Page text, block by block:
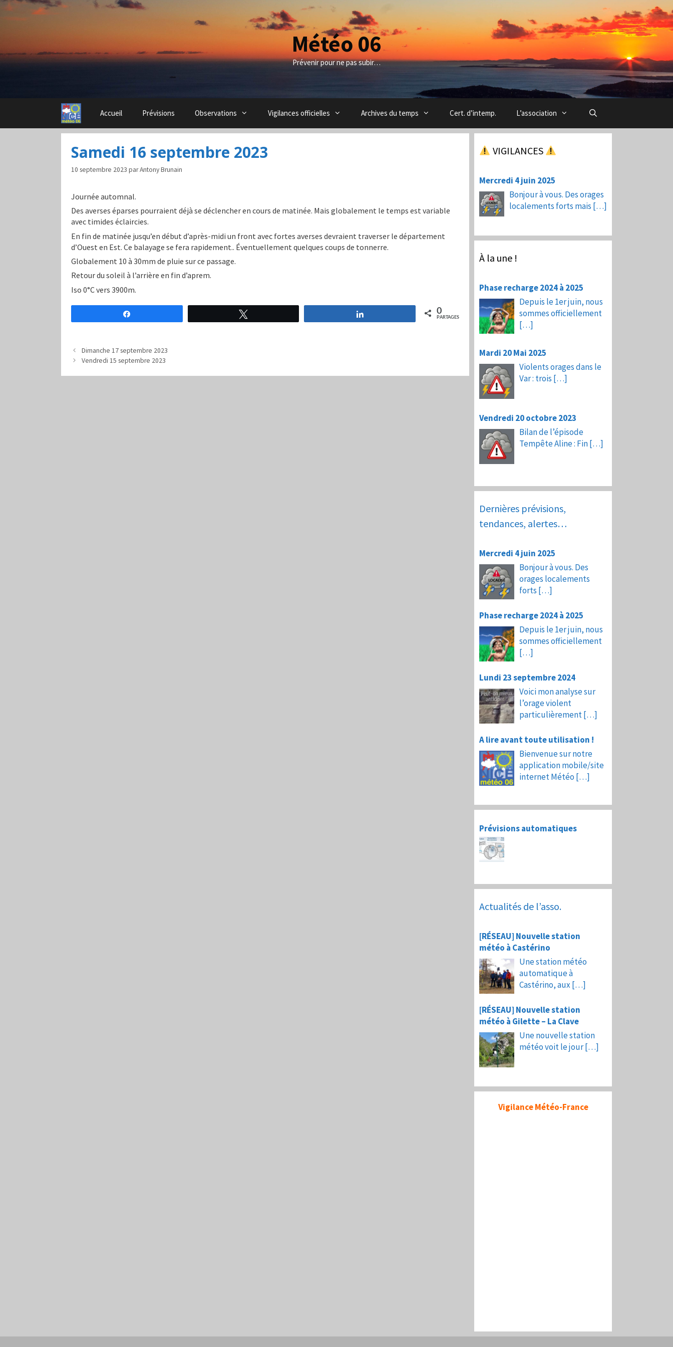
Aller
Météo 06
Prévenir pour ne pas subir…
Accueil Prévisions Observations Vigilances officielles Archives du temps Cert. d’intemp. L’association
Samedi 16 septembre 2023
10 septembre 2023 parAntony Brunain
Journée automnal.
Des averses éparses pourraient déjà se déclencher en cours de matinée. Mais globalement le temps est variable
avec timides éclaircies.
En fin de matinée jusqu’en début d’après-midi un front avec fortes averses devraient traverser le département
d’Ouest en Est. Ce balayage se fera rapidement.. Éventuellement quelques coups de tonnerre.
Globalement 10 à 30mm de pluie sur ce passage.
Retour du soleil à l’arrière en fin d’aprem.
Iso 0°C vers 3900m.
0
PARTAGES
Dimanche 17 septembre 2023
Vendredi 15 septembre 2023
VIGILANCES
Mercredi 4 juin 2025
Bonjour à vous. Des orages
localements forts mais […]
À la une !
Phase recharge 2024 à 2025
Depuis le 1er juin, nous
sommes officiellement
[…]
Mardi 20 Mai 2025
Violents orages dans le
Var : trois […]
Vendredi 20 octobre 2023
Bilan de l’épisode
Tempête Aline : Fin[…]
Dernières prévisions,
tendances, alertes…
Mercredi 4 juin 2025
Bonjour à vous. Des
orages localements
forts […]
Phase recharge 2024 à 2025
Depuis le 1er juin, nous
sommes officiellement
[…]
Lundi 23 septembre 2024
Voici mon analyse sur
l’orage violent
particulièrement[…]
A lire avant toute utilisation !
Bienvenue sur notre
application mobile/site
internet Météo […]
Prévisions automatiques
Actualités de l’asso.
[RÉSEAU] Nouvelle station
météo à Castérino
Une station météo
automatique à
Castérino, aux […]
[RÉSEAU] Nouvelle station
météo à Gilette – La Clave
Une nouvelle station
météo voit le jour[…]
Vigilance Météo-France